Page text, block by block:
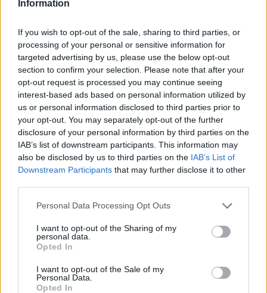
Information
If you wish to opt-out of the sale, sharing to third parties, or
processing of your personal or sensitive information for
targeted advertising by us, please use the below opt-out
section to confirm your selection. Please note that after your
opt-out request is processed you may continue seeing
interest-based ads based on personal information utilized by
us or personal information disclosed to third parties prior to
your opt-out. You may separately opt-out of the further
disclosure of your personal information by third parties on the
IAB’s list of downstream participants. This information may
also be disclosed by us to third parties on the IAB’s List of
Downstream Participants that may further disclose it to other
Personal Data Processing Opt Outs
I want to opt-out of the Sharing of my
personal data.
Opted In
I want to opt-out of the Sale of my
Personal Data.
Opted In
S2
Responder
Danilopezmx27
Publicado20 de Febrero del 2018
En 19/2/2018 a las 15:53, Carlisu84 dijo:
Tendrías que hacer un puente en los pines del airbag. hay
bastantes bricos sobre esto que te ayudarán a realizarlo sin
problema.
Donde podria ver como se hace?
Responder